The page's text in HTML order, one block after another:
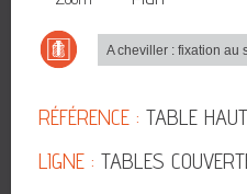
A cheviller : fixation au
RÉFÉRENCE : TABLE
LIGNE : TABLES